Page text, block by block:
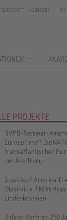
KONTAKT
PROJEKTE
DVPB-Seminar:
Europe First? Die
transatlantischen
der Ära Trump
Sounds of America:
(Nashville, TN) im Haus
Lindenbrunnen
Online-Vortrag: 250